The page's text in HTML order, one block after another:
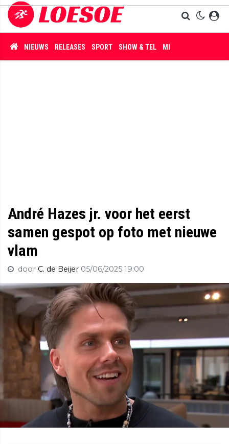
NIEUWS RELEASES SPORT SHOW & TEL MISDAAD
André Hazes jr. voor het eerst
samen gespot op foto met nieuwe
vlam
door C. de Beijer 05/06/2025 19:00